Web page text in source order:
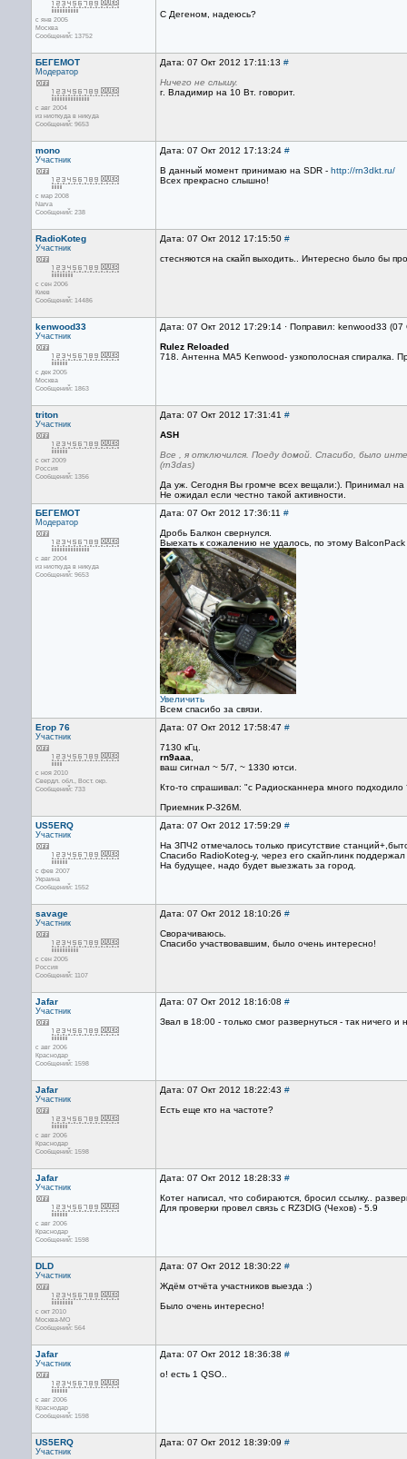
с янв 2005
Москва
Сообщений: 13752
С Дегеном, надеюсь?
БЕГЕМОТ
Модератор
с авг 2004
из ниоткуда в никуда
Сообщений: 9653
Дата: 07 Окт 2012 17:11:13 #
Ничего не слышу.
г. Владимир на 10 Вт. говорит.
mono
Участник
с мар 2008
Narva
Сообщений: 238
Дата: 07 Окт 2012 17:13:24 #
В данный момент принимаю на SDR - http://rn3dkt.ru/
Всех прекрасно слышно!
RadioKoteg
Участник
с сен 2006
Киев
Сообщений: 14486
Дата: 07 Окт 2012 17:15:50 #
стесняются на скайп выходить.. Интересно было бы
kenwood33
Участник
с дек 2005
Москва
Сообщений: 1863
Дата: 07 Окт 2012 17:29:14 · Поправил: kenwood33
Rulez Reloaded
718. Антенна МА5 Kenwood- узкополосная спиралка.
triton
Участник
с окт 2009
Россия
Сообщений: 1356
Дата: 07 Окт 2012 17:31:41 #
ASH
Все , я отключился. Поеду домой. Спасибо, было
(rn3das)
Да уж. Сегодня Вы громче всех вещали:). Принимал
Не ожидал если честно такой активности.
БЕГЕМОТ
Модератор
с авг 2004
из ниоткуда в никуда
Сообщений: 9653
Дата: 07 Окт 2012 17:36:11 #
Дробь Балкон свернулся.
Выехать к сожалению не удалось, по этому BalconPack
Увеличить
Всем спасибо за связи.
Егор 76
Участник
с ноя 2010
Свердл. обл., Вост. окр.
Сообщений: 733
Дата: 07 Окт 2012 17:58:47 #
7130 кГц.
rn9aaa
ваш сигнал ~ 5/7, ~ 1330 ютси.
Кто-то спрашивал: "с Радиосканнера много
Приемник Р-326М.
US5ERQ
Участник
с фев 2007
Украина
Сообщений: 1552
Дата: 07 Окт 2012 17:59:29 #
На ЗПЧ2 отмечалось только присутствие
Спасибо RadioKoteg-у, через его скайп-линк
На будущее, надо будет выезжать за город.
savage
Участник
с сен 2005
Россия
Сообщений: 1107
Дата: 07 Окт 2012 18:10:26 #
Сворачиваюсь.
Спасибо участвовавшим, было очень интересно!
Jafar
Участник
с авг 2006
Краснодар
Сообщений: 1598
Дата: 07 Окт 2012 18:16:08 #
Звал в 18:00 - только смог развернуться - так ничего и
Jafar
Участник
с авг 2006
Краснодар
Сообщений: 1598
Дата: 07 Окт 2012 18:22:43 #
Есть еще кто на частоте?
Jafar
Участник
с авг 2006
Краснодар
Сообщений: 1598
Дата: 07 Окт 2012 18:28:33 #
Котег написал, что собираются, бросил ссылку..
Для проверки провел связь с RZ3DIG (Чехов) - 5.9
DLD
Участник
с окт 2010
Москва-МО
Сообщений: 564
Дата: 07 Окт 2012 18:30:22 #
Ждём отчёта участников выезда :)
Было очень интересно!
Jafar
Участник
с авг 2006
Краснодар
Сообщений: 1598
Дата: 07 Окт 2012 18:36:38 #
о! есть 1 QSO..
US5ERQ
Участник
Дата: 07 Окт 2012 18:39:09 #